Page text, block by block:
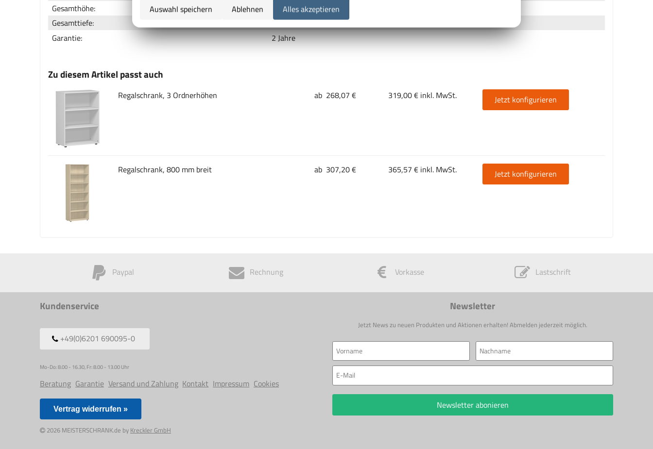
Gesamthöhe:
348 mm
Gesamttiefe:
420 mm
Garantie:
2 Jahre
Zu diesem Artikel passt auch
Regalschrank, 3 Ordnerhöhen ab 268,07 € 319,00 € inkl. MwSt. Jetzt konfigurieren
Regalschrank, 800 mm breit ab 307,20 € 365,57 € inkl. MwSt. Jetzt konfigurieren
Paypal Rechnung Vorkasse Lastschrift
Kundenservice
+49(0)6201 690095-0
Mo-Do: 8.00 - 16.30, Fr: 8.00 - 13.00 Uhr
Beratung Garantie Versand und Zahlung Kontakt Impressum Cookies
Vertrag widerrufen »
2026 MEISTERSCHRANK.de by Kreckler GmbH
Newsletter
Jetzt News zu neuen Produkten und Aktionen erhalten! Abmelden jederzeit möglich.
Newsletter abonieren
Auswahl speichern Ablehnen Alles akzeptieren